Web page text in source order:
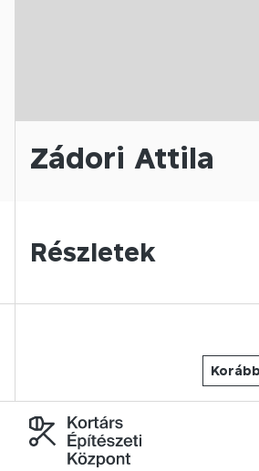
Zádori Attila
Részletek